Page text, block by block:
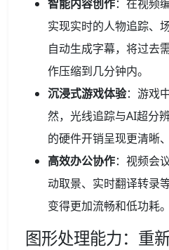
智能内容创作：在视频
实现实时的人物追踪、
自动生成字幕，将过去
作压缩到几分钟内。
沉浸式游戏体验：游戏
然，光线追踪与AI超分
的硬件开销呈现更清晰
高效办公协作：视频会
动取景、实时翻译转录
变得更加流畅和低功耗。
图形处理能力：重